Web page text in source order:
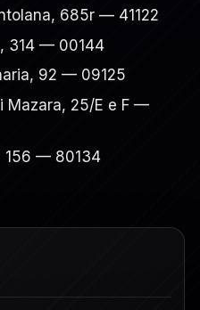
685r — 41122
314 — 00144
92 — 09125
Mazara, 25/E e F —
156 — 80134